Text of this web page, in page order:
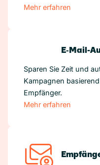
Mehr erfahren
E‑Mail-
Sparen Sie Zeit und
Kampagnen
Empfänger.
Mehr erfahren